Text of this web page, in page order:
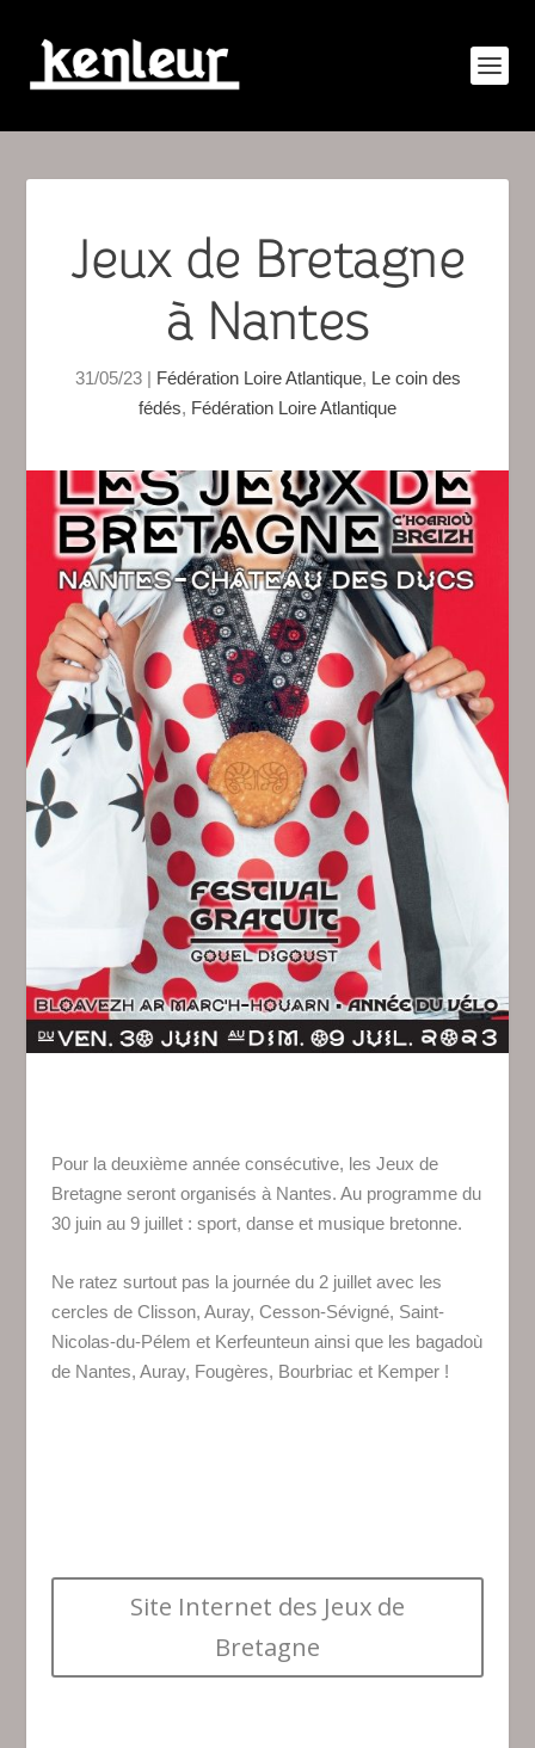
Jeux de Bretagne
à Nantes
31/05/23| Fédération Loire Atlantique, Le coin des
fédés, Fédération Loire Atlantique
Pour la deuxième année consécutive, les Jeux de
Bretagne seront organisés à Nantes. Au programme du
30 juin au 9 juillet : sport, danse et musique bretonne.
Ne ratez surtout pas la journée du 2 juillet avec les
cercles de Clisson, Auray, Cesson-Sévigné, Saint-
Nicolas-du-Pélem et Kerfeunteun ainsi que les bagadoù
de Nantes, Auray, Fougères, Bourbriac et Kemper !
Site Internet des Jeux de
Bretagne